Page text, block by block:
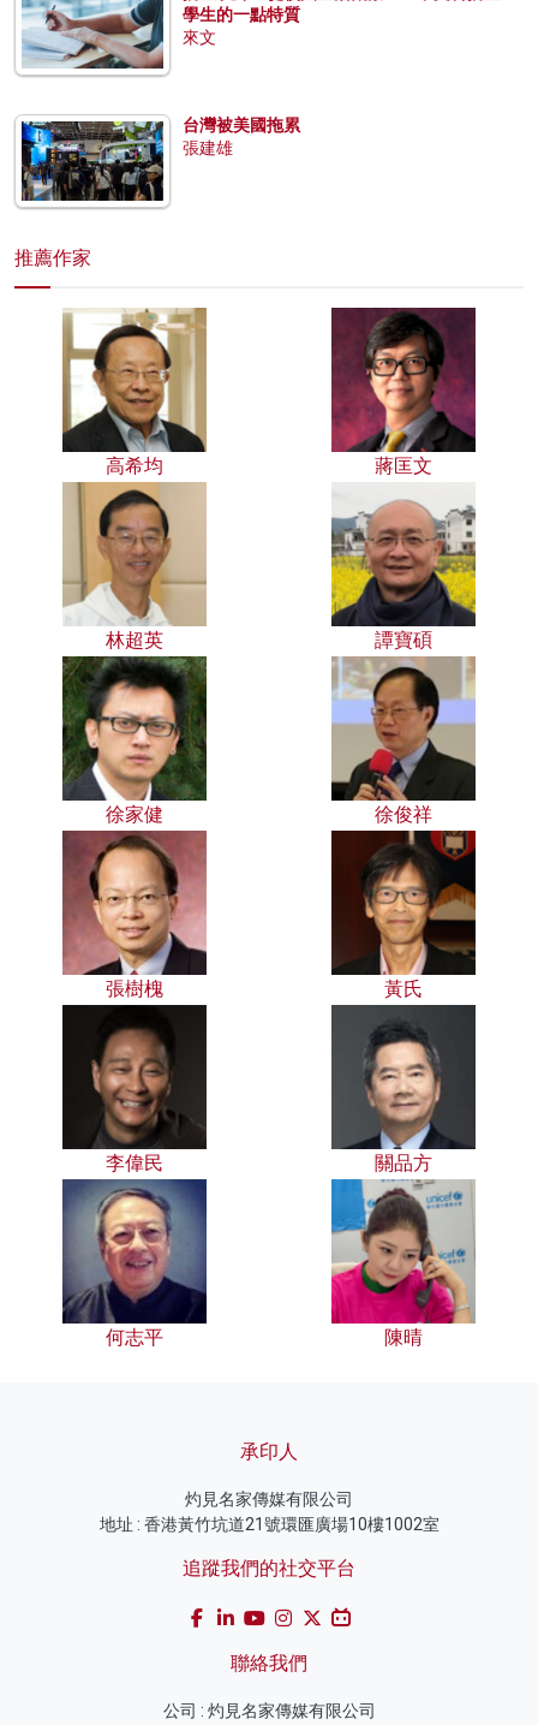
學生的一點特質
來文
台灣被美國拖累
張建雄
推薦作家
高希均 蔣匡文
林超英 譚寶碩
徐家健 徐俊祥
張樹槐 黃氏
李偉民 關品方
何志平 陳晴
承印人
灼見名家傳媒有限公司
地址 : 香港黃竹坑道21號環匯廣場10樓1002室
追蹤我們的社交平台
聯絡我們
公司 : 灼見名家傳媒有限公司